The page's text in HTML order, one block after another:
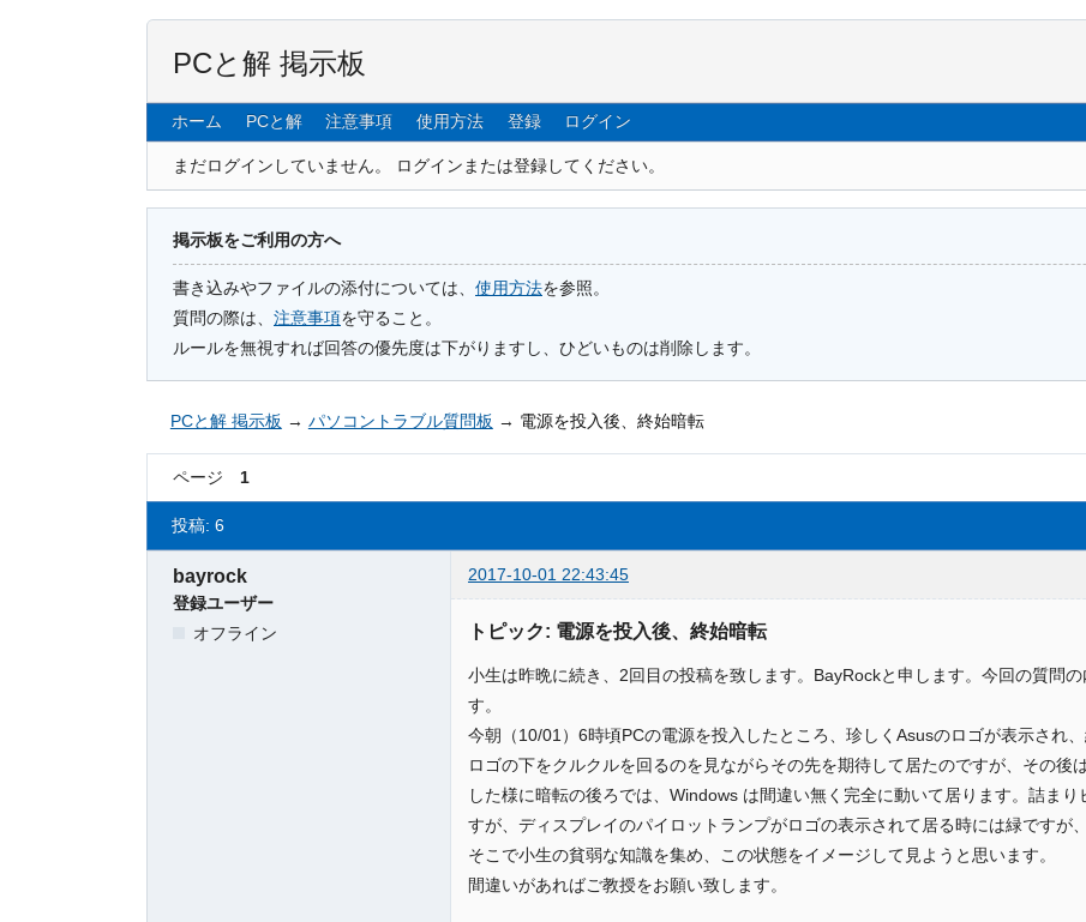
PCと解 掲示板
ホーム PCと解 注意事項 使用方法 登録 ログイン
まだログインしていません。 ログインまたは登録してください。
掲示板をご利用の方へ
書き込みやファイルの添付については、 使用方法を参照。
質問の際は、 注意事項を守ること。
ルールを無視すれば回答の優先度は下がりますし、ひどいものは削除します。
PCと解 掲示板 → パソコントラブル質問板 → 電源を投入後、終始暗転
ページ 1
投稿: 6
bayrock
2017-10-01 22:43:45
登録ユーザー
オフライン
トピック: 電源を投入後、終始暗転
小生は昨晩に続き、2回目の投稿を致します。BayRockと申します。今回の質問
す。
今朝（10/01）6時頃PCの電源を投入したところ、珍しくAsusのロゴが表示され
ロゴの下をクルクルを回るのを見ながらその先を期待して居たのですが、その後
した様に暗転の後ろでは、Windows は間違い無く完全に動いて居ります。詰ま
すが、ディスプレイのパイロットランプがロゴの表示されて居る時には緑ですが
そこで小生の貧弱な知識を集め、この状態をイメージして見ようと思います。
間違いがあればご教授をお願い致します。